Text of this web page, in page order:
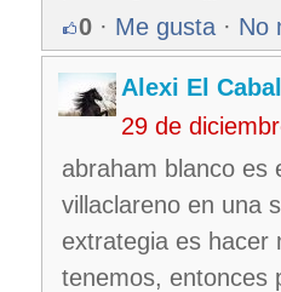
0 · Me gusta · No
Alexi El
29 de
abraham blanco es
villaclareno en una
extrategia es hacer
tenemos, entonces